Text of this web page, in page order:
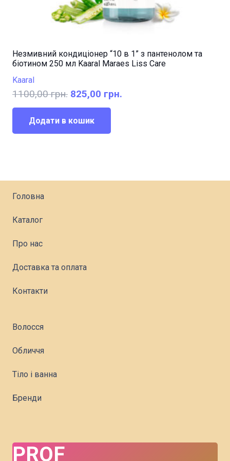
Незмивний кондиціонер “10 в 1” з пантенолом та
біотином 250 мл Kaaral Maraes Liss Care
Kaaral
1100,00грн. Оригінальна
ціна:
1100,00 грн..
825,00 грн.
Додати в кошик
Головна
Каталог
Про нас
Доставка та оплата
Контакти
Волосся
Обличчя
Тіло і ванна
Бренди
PROF